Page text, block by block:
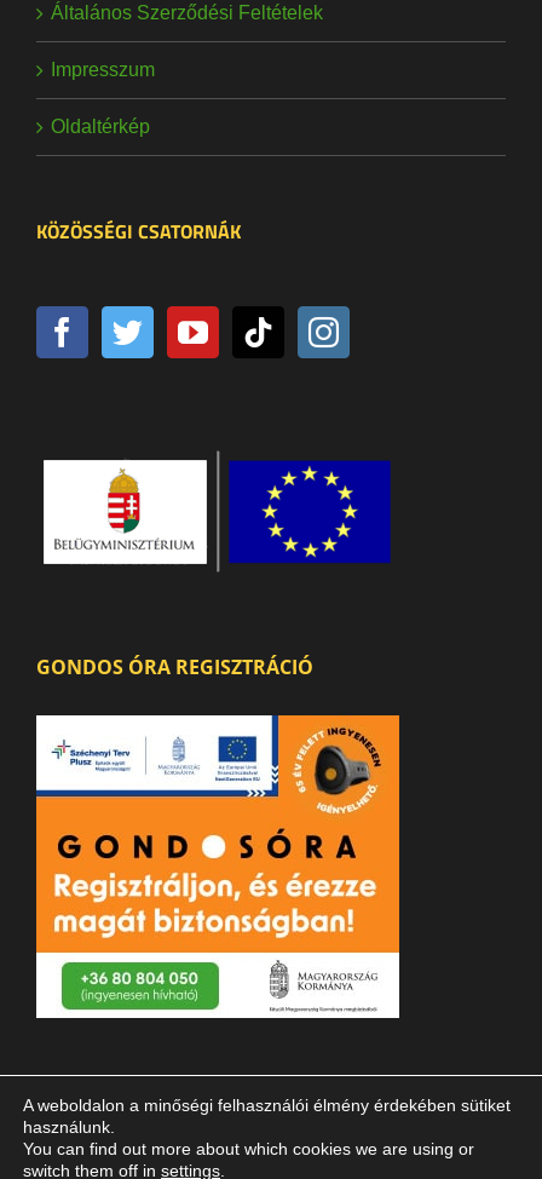
Általános Szerződési Feltételek
Impresszum
Oldaltérkép
KÖZÖSSÉGI CSATORNÁK
GONDOS ÓRA REGISZTRÁCIÓ
A weboldalon a minőségi felhasználói élmény érdekében sütiket
használunk.
You can find out more about which cookies we are using or
switch them off in settings